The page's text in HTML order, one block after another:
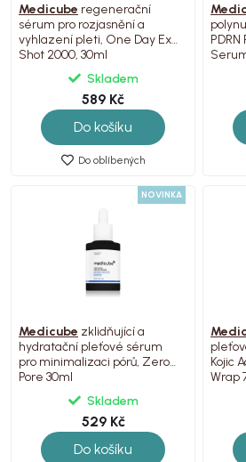
Medicube regenerační
sérum pro rozjasnění a
vyhlazení pleti, One Day Ex.
Shot 2000, 30ml
Skladem
589 Kč
Do košíku
Do oblíbených
NOVINKA
Medicube zklidňující a
hydratační pleťové sérum
pro minimalizaci pórů, Zero
Pore 30ml
Skladem
529 Kč
Do košíku
Kojic
Wrap